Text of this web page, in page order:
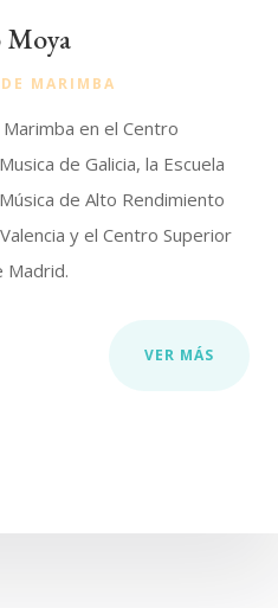
MARIMBA
en el Centro
de Galicia, la Escuela
de Alto Rendimiento
y el Centro Superior
Madrid.
VER MÁS